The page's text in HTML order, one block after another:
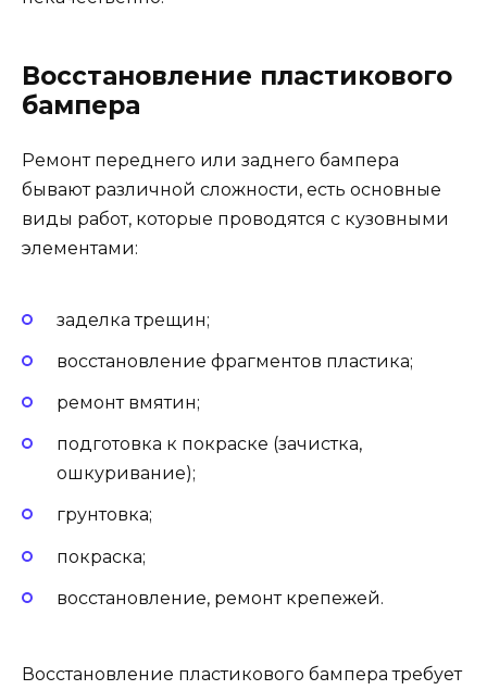
Восстановление пластикового
бампера
Ремонт переднего или заднего бампера
бывают различной сложности, есть основные
виды работ, которые проводятся с кузовными
элементами:
заделка трещин;
восстановление фрагментов пластика;
ремонт вмятин;
подготовка к покраске (зачистка,
ошкуривание);
грунтовка;
покраска;
восстановление, ремонт крепежей.
Восстановление пластикового бампера требует